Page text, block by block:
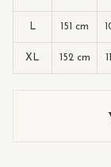
L 151 cm
XL 152 cm